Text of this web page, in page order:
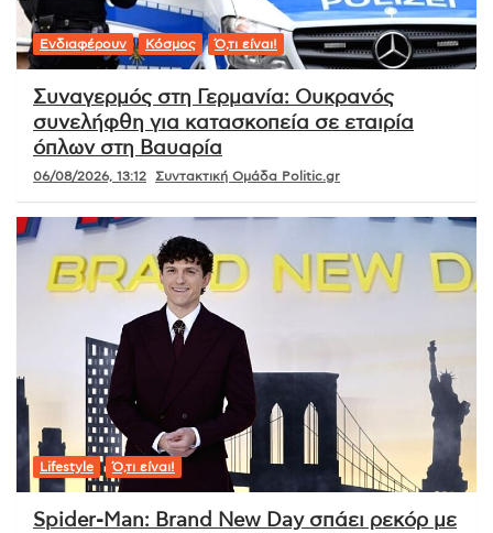
Ενδιαφέρουν Κόσμος Ό,τι είναι!
Συναγερμός στη Γερμανία: Ουκρανός
συνελήφθη για κατασκοπεία σε εταιρία
όπλων στη Βαυαρία
06/08/2026, 13:12 Συντακτική Ομάδα Politic.gr
Lifestyle Ό,τι είναι!
Spider-Man: Brand New Day σπάει ρεκόρ με